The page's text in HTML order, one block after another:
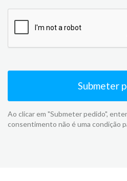
Submeter
Ao clicar em "Submeter pedido",
consentimento não é uma condição